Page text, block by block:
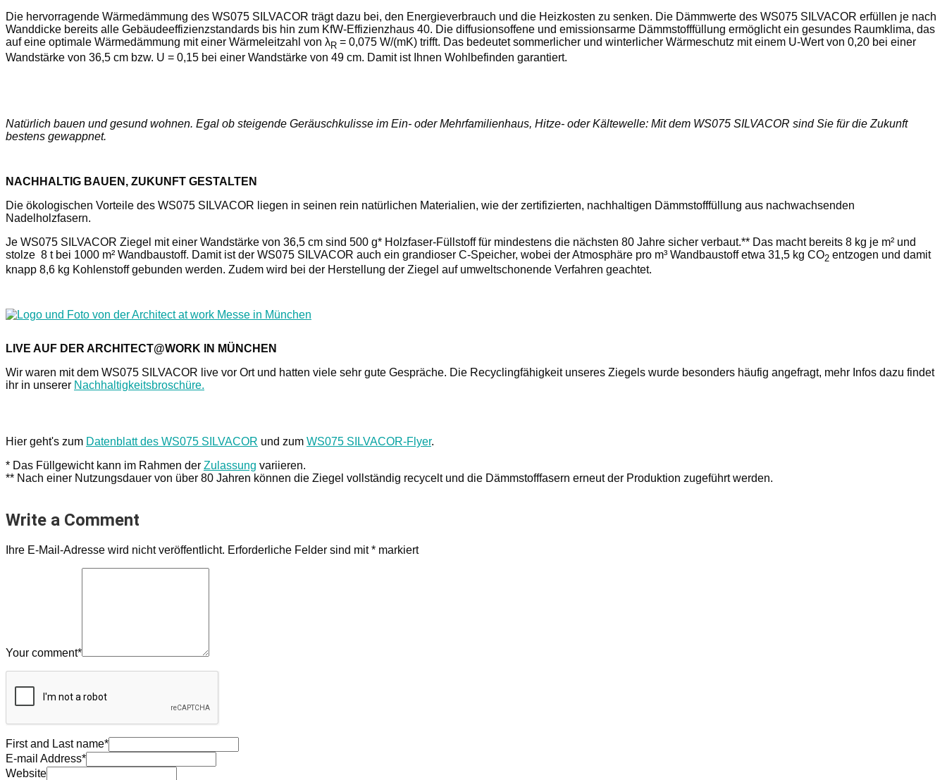
Die hervorragende Wärmedämmung des WS075 SILVACOR trägt dazu bei, den Energieverbrauch und die Heizkosten zu senken. Die Dämmwerte des WS075 SILVACOR erfüllen je nach
Wanddicke bereits alle Gebäudeeffizienzstandards bis hin zum KfW-Effizienzhaus 40. Die diffusionsoffene und emissionsarme Dämmstofffüllung ermöglicht ein gesundes Raumklima, das
auf eine optimale Wärmedämmung mit einer Wärmeleitzahl von λR = 0,075 W/(mK) trifft. Das bedeutet sommerlicher und winterlicher Wärmeschutz mit einem U-Wert von 0,20 bei einer
Wandstärke von 36,5 cm bzw. U = 0,15 bei einer Wandstärke von 49 cm. Damit ist Ihnen Wohlbefinden garantiert.
Natürlich bauen und gesund wohnen. Egal ob steigende Geräuschkulisse im Ein- oder Mehrfamilienhaus, Hitze- oder Kältewelle: Mit dem WS075 SILVACOR sind Sie für die Zukunft
bestens gewappnet.
NACHHALTIG BAUEN, ZUKUNFT GESTALTEN
Die ökologischen Vorteile des WS075 SILVACOR liegen in seinen rein natürlichen Materialien, wie der zertifizierten, nachhaltigen Dämmstofffüllung aus nachwachsenden
Nadelholzfasern.
Je WS075 SILVACOR Ziegel mit einer Wandstärke von 36,5 cm sind 500 g* Holzfaser-Füllstoff für mindestens die nächsten 80 Jahre sicher verbaut.** Das macht bereits 8 kg je m² und
stolze 8 t bei 1000 m² Wandbaustoff. Damit ist der WS075 SILVACOR auch ein grandioser C-Speicher, wobei der Atmosphäre pro m³ Wandbaustoff etwa 31,5 kg CO2 entzogen und damit
knapp 8,6 kg Kohlenstoff gebunden werden. Zudem wird bei der Herstellung der Ziegel auf umweltschonende Verfahren geachtet.
LIVE AUF DER ARCHITECT@WORK IN MÜNCHEN
Wir waren mit dem WS075 SILVACOR live vor Ort und hatten viele sehr gute Gespräche. Die Recyclingfähigkeit unseres Ziegels wurde besonders häufig angefragt, mehr Infos dazu findet
ihr in unserer Nachhaltigkeitsbroschüre.
Hier geht's zum Datenblatt des WS075 SILVACOR und zum WS075 SILVACOR-Flyer.
* Das Füllgewicht kann im Rahmen der Zulassung variieren.
** Nach einer Nutzungsdauer von über 80 Jahren können die Ziegel vollständig recycelt und die Dämmstofffasern erneut der Produktion zugeführt werden.
Write a Comment
Ihre E-Mail-Adresse wird nicht veröffentlicht. Erforderliche Felder sind mit* markiert
Your comment*
First and Last name*
E-mail Address*
Website